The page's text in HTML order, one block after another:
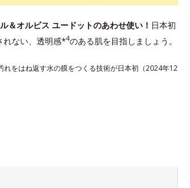
＆オルビス ユードットのあわせ使い！ 日本初
れない、透明感*4のある肌を目指しましょう。
をはね返す水の膜をつくる技術が日本初（2024年12